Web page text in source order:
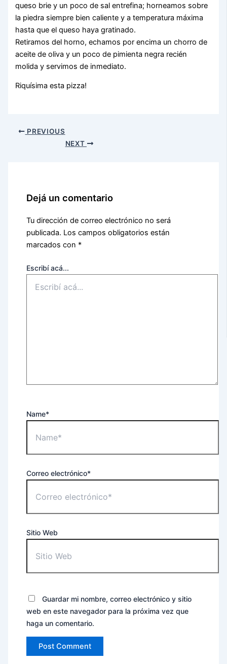
queso brie y un poco de sal entrefina; horneamos sobre
la piedra siempre bien caliente y a temperatura máxima
hasta que el queso haya gratinado.
Retiramos del horno, echamos por encima un chorro de
aceite de oliva y un poco de pimienta negra recién
molida y servimos de inmediato.
Riquísima esta pizza!
PREVIOUS
NEXT
Dejá un comentario
Tu dirección de correo electrónico no será
publicada. Los campos obligatorios están
marcados con *
Escribí acá...
Name*
Correo electrónico*
Sitio Web
Guardar mi nombre, correo electrónico y sitio
web en este navegador para la próxima vez que
haga un comentario.